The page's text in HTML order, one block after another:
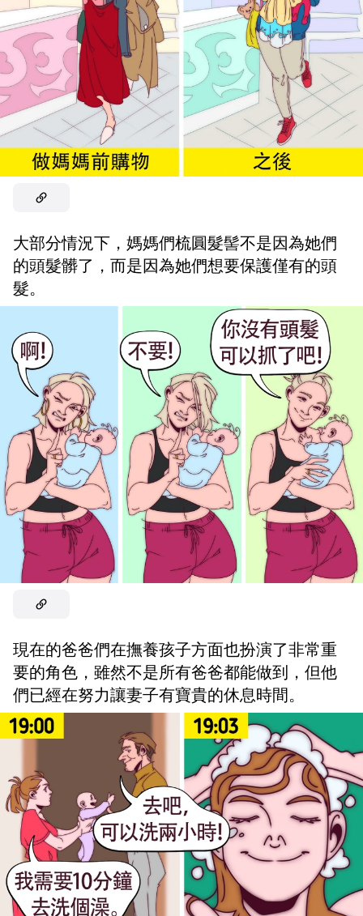
大部分情況下，媽媽們梳圓髮髻不是因為她們
的頭髮髒了，而是因為她們想要保護僅有的頭
髮。
現在的爸爸們在撫養孩子方面也扮演了非常重
要的角色，雖然不是所有爸爸都能做到，但他
們已經在努力讓妻子有寶貴的休息時間。